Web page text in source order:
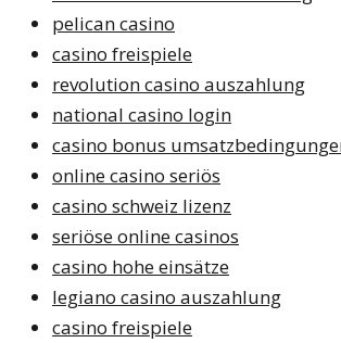
pelican casino
casino freispiele
revolution casino auszahlung
national casino login
casino bonus
online casino seriös
casino schweiz lizenz
seriöse online casinos
casino hohe einsätze
legiano casino auszahlung
casino freispiele